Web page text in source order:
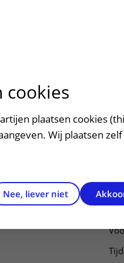
aanvragen
cookies
plaatsen cookies
Wij plaatsen
Nee, liever niet